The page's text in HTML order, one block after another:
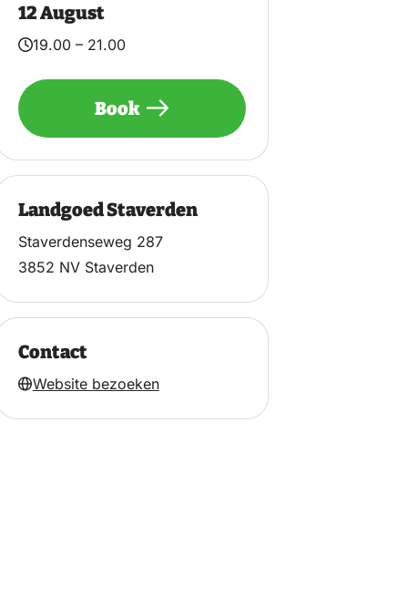
12 August
19.00 – 21.00
Book
Landgoed Staverden
Staverdenseweg 287
3852 NV Staverden
Contact
Website bezoeken